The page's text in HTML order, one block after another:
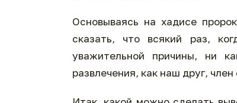
Основываясь на хадисе
сказать, что всякий раз,
уважительной причины, ни
развлечения, как наш друг,